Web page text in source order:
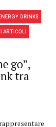
DRINKS
ARTICOLI
go”,
tra